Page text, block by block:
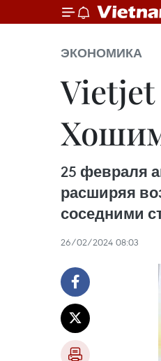
ЭКОНОМИКА
25 февраля
расширяя
соседними
26/02/2024 08:03